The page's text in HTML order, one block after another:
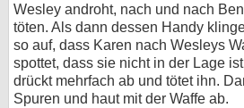
Wesley androht, nach und nach
töten. Als dann dessen Handy
so auf, dass Karen nach Wesleys
spottet, dass sie nicht in der Lage
drückt mehrfach ab und tötet ihn.
Spuren und haut mit der Waffe ab.